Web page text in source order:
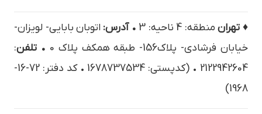
♦ تهران منطقه: 4 ناحیه: 3 • آدرس: اتوبان بابایی- لویزان-
خیابان فرشادی- پلاک156- طبقه همکف پلاک 0
• تلفن:
2122942604 • (کدپستی: 1678737534 • کد دفتر: 72-16-
1968)